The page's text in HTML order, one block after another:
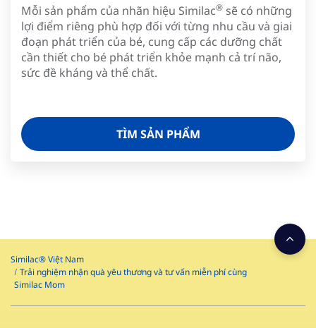
Mỗi sản phẩm của nhãn hiệu Similac® sẽ có những
lợi điểm riêng phù hợp đối với từng nhu cầu và giai
đoạn phát triển của bé, cung cấp các dưỡng chất
cần thiết cho bé phát triển khỏe mạnh cả trí não,
sức đề kháng và thể chất.
TÌM SẢN PHẨM
Similac® Việt Nam
Trải nghiệm nhận quà yêu thương và tư vấn miễn phí cùng
Similac Mom